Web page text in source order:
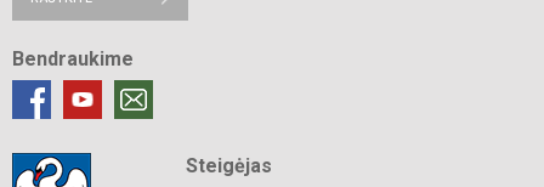
Bendraukime
Steigėjas